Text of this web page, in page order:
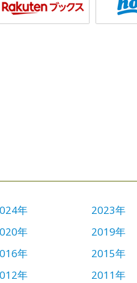
年
2023年
年
2019年
年
2015年
年
2011年